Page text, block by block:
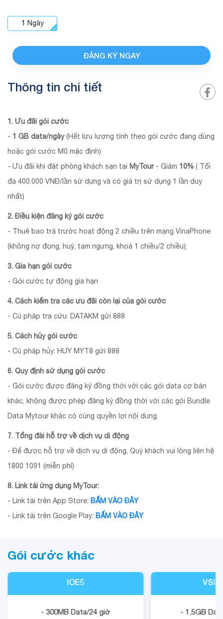
1 Ngày
ĐĂNG KÝ NGAY
Thông tin chi tiết
1. Ưu đãi gói cước
- 1 GB data/ngày(Hết lưu lượng tính theo gói cước đang dùng
hoặc gói cước M0 mặc định)
- Ưu đãi khi đặt phòng khách sạn tại MyTour- Giảm 10% ( Tối
đa 400.000 VNĐ/lần sử dụng và có giá trị sử dụng 1 lần duy
nhất)
2. Điều kiện đăng ký gói cước
- Thuê bao trả trước hoạt động 2 chiều trên mạng VinaPhone
(không nợ đọng, huỷ, tạm ngưng, khoá 1 chiều/2 chiều);
3. Gia hạn gói cước
- Gói cước tự động gia hạn
4. Cách kiểm tra các ưu đãi còn lại của gói cước
- Cú pháp tra cứu: DATAKM gửi 888
5. Cách hủy gói cước
- Cú pháp hủy: HUY MYT8 gửi 888
6. Quy định sử dụng gói cước
- Gói cước được đăng ký đồng thời với các gói data cơ bản
khác, không được phép đăng ký đồng thời với các gói Bundle
Data Mytour khác có cùng quyền lợi nội dung.
7. Tổng đài hỗ trợ về dịch vụ di động
- Để được hỗ trợ về dịch vụ di động, Quý khách vui lòng liên hệ
1800 1091 (miễn phí)
8. Link tải ứng dụng MyTour:
- Link tải trên App Store: BẤM VÀO ĐÂY
- Link tải trên Google Play: BẤM VÀO ĐÂY
Gói cước khác
IOE5
- 300MB Data/24 giờ
- 1,5GB